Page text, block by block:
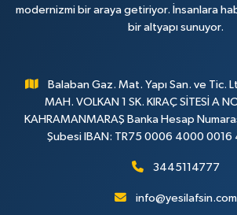
modernizmi bir araya getiriyor. İnsanlara
bir altyapı sunuyor.
Balaban Gaz. Mat. Yapı San. ve Tic.
MAH. VOLKAN 1 SK. KIRAÇ SİTESİ A
KAHRAMANMARAŞ Banka Hesap
Şubesi IBAN: TR75 0006 4000 0016
3445114777
info@yesilafsin.com